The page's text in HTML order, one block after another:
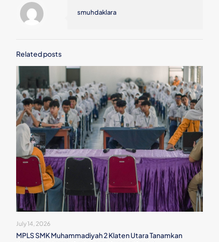
smuhdaklara
Related posts
July 14, 2026
MPLS SMK Muhammadiyah 2 Klaten Utara Tanamkan